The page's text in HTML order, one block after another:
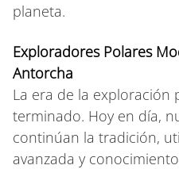
planeta.
Exploradores Polares
Antorcha
La era de la exploración
terminado. Hoy en día,
continúan la tradición,
avanzada y